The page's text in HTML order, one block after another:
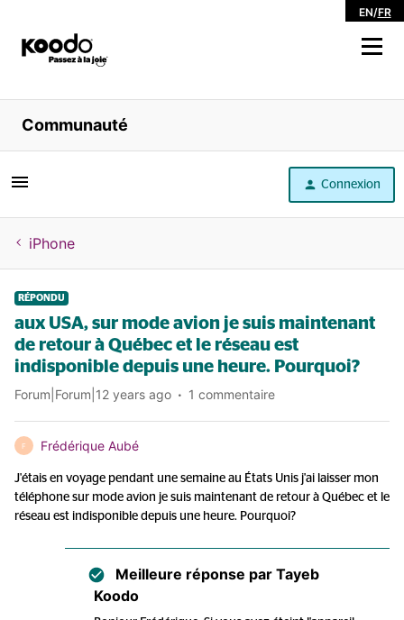
EN/FR
Magasiner
Libre service
Aide
Communauté
Connexion
iPhone
RÉPONDU
aux USA, sur mode avion je suis maintenant
de retour à Québec et le réseau est
indisponible depuis une heure. Pourquoi?
Forum|Forum|12 years ago 1 commentaire
F Frédérique Aubé
J'étais en voyage pendant une semaine au États Unis j'ai laisser mon
téléphone sur mode avion je suis maintenant de retour à Québec et le
réseau est indisponible depuis une heure. Pourquoi?
Meilleure réponse par Tayeb
Koodo